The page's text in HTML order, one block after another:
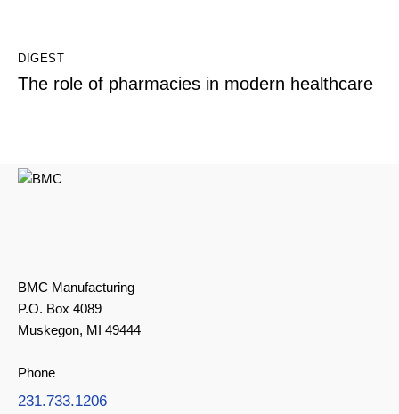
DIGEST
The role of pharmacies in modern healthcare
BMC Manufacturing
P.O. Box 4089
Muskegon, MI 49444
Phone
231.733.1206